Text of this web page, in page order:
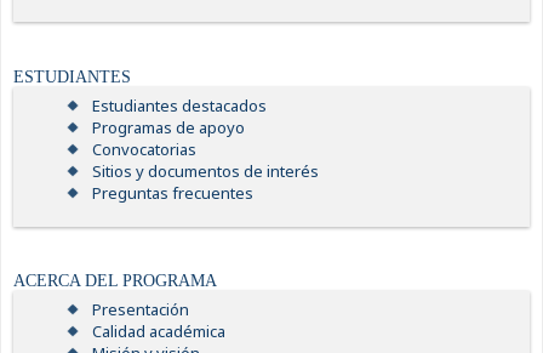
ESTUDIANTES
Estudiantes destacados
Programas de apoyo
Convocatorias
Sitios y documentos de interés
Preguntas frecuentes
ACERCA DEL PROGRAMA
Presentación
Calidad académica